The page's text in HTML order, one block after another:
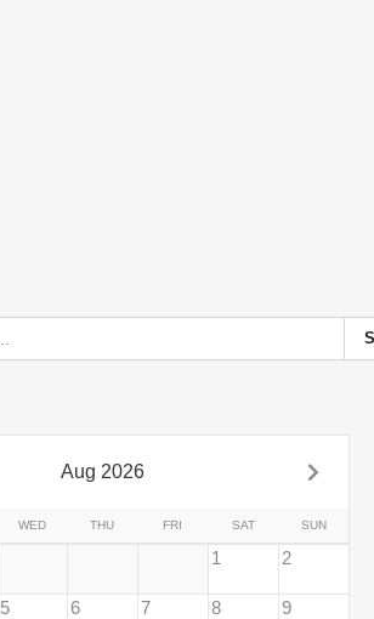
Aug 2026
WED THU FRI SAT SUN
1 2
5 6 7 8 9